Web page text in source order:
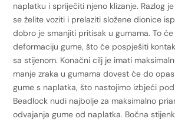
naplatku i spriječiti njeno klizanje. Razlog
se želite voziti i prelaziti složene dionice
dobro je smanjiti pritisak u gumama. To
deformaciju gume, što će pospješiti
sa stijenom. Konačni cilj je imati
manje zraka u gumama dovest će do
gume s naplatka, što nastojimo izbjeći
Beadlock nudi najbolje za maksimalno
odvajanja gume od naplatka. Bočna